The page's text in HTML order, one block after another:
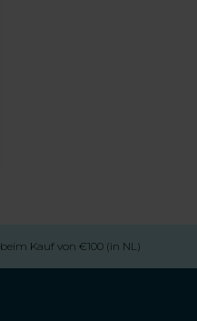
beim Kauf von €100 (in NL)